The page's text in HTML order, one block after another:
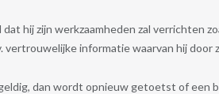
hij zijn werkzaamheden zal verrichten
informatie waarvan hij door
dan wordt opnieuw getoetst of een